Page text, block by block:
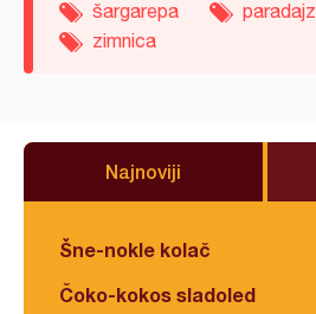
šargarepa paradajz
zimnica
Najnoviji
Šne-nokle kolač
Čoko-kokos sladoled